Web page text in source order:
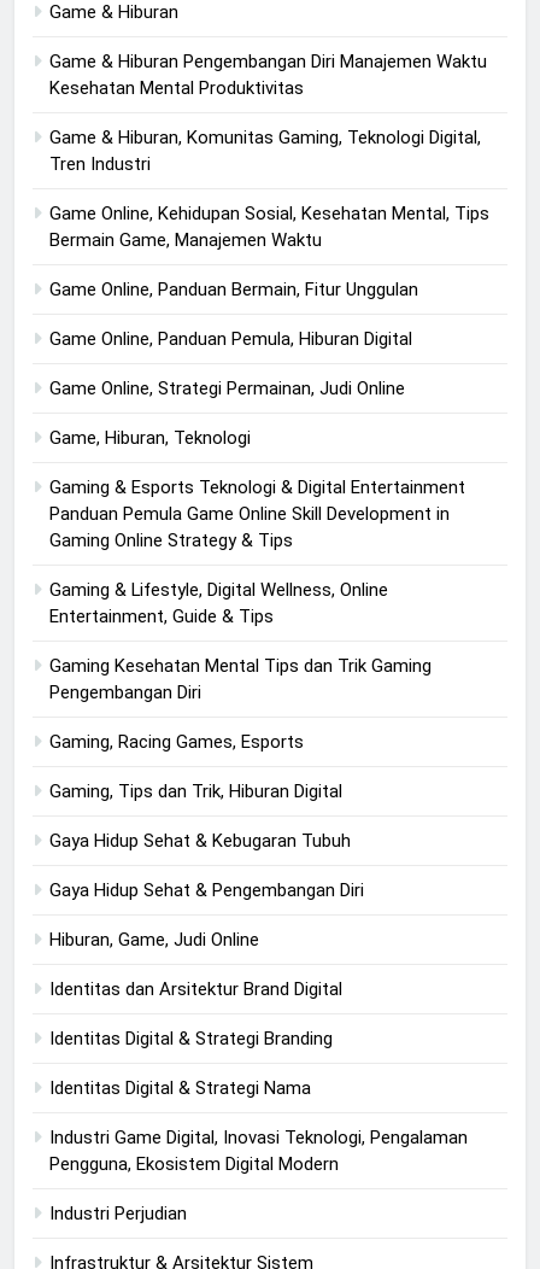
Game & Hiburan
Game & Hiburan Pengembangan Diri Manajemen Waktu
Kesehatan Mental Produktivitas
Game & Hiburan, Komunitas Gaming, Teknologi Digital,
Tren Industri
Game Online, Kehidupan Sosial, Kesehatan Mental, Tips
Bermain Game, Manajemen Waktu
Game Online, Panduan Bermain, Fitur Unggulan
Game Online, Panduan Pemula, Hiburan Digital
Game Online, Strategi Permainan, Judi Online
Game, Hiburan, Teknologi
Gaming & Esports Teknologi & Digital Entertainment
Panduan Pemula Game Online Skill Development in
Gaming Online Strategy & Tips
Gaming & Lifestyle, Digital Wellness, Online
Entertainment, Guide & Tips
Gaming Kesehatan Mental Tips dan Trik Gaming
Pengembangan Diri
Gaming, Racing Games, Esports
Gaming, Tips dan Trik, Hiburan Digital
Gaya Hidup Sehat & Kebugaran Tubuh
Gaya Hidup Sehat & Pengembangan Diri
Hiburan, Game, Judi Online
Identitas dan Arsitektur Brand Digital
Identitas Digital & Strategi Branding
Identitas Digital & Strategi Nama
Industri Game Digital, Inovasi Teknologi, Pengalaman
Pengguna, Ekosistem Digital Modern
Industri Perjudian
Infrastruktur & Arsitektur Sistem